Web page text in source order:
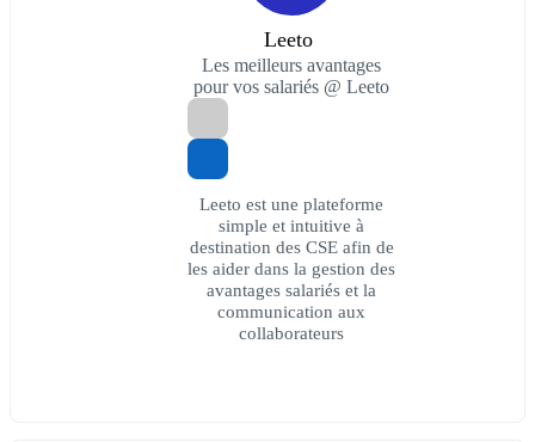
Leeto ‎
Les meilleurs avantages
pour vos salariés @ Leeto
Leeto est une plateforme
simple et intuitive à
destination des CSE afin de
les aider dans la gestion des
avantages salariés et la
communication aux
collaborateurs